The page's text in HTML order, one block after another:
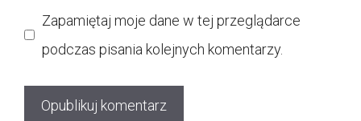
Zapamiętaj moje dane w tej przeglądarce
podczas pisania kolejnych komentarzy.